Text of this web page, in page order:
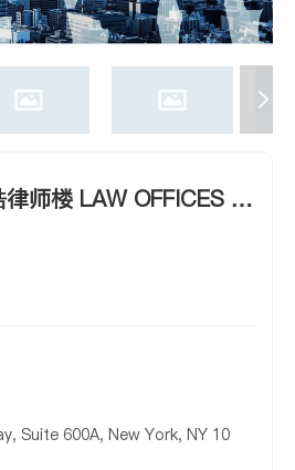
师楼 LAW OFFICES O
Suite 600A, New York, NY 10